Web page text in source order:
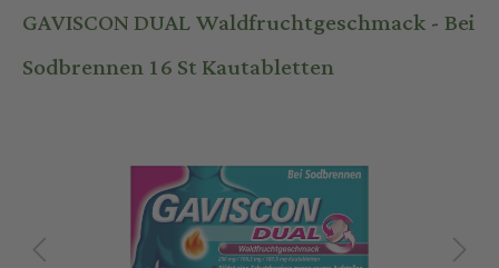
GAVISCON DUAL Waldfruchtgeschmack - Bei
Sodbrennen 16 St Kautabletten